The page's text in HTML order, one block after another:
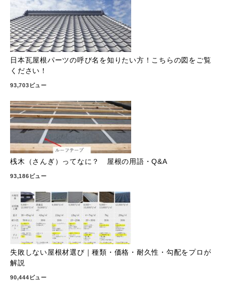
日本瓦屋根パーツの呼び名を知りたい方！こちらの図をご覧
ください！
93,703ビュー
桟木（さんぎ）ってなに？ 屋根の用語・Q&A
93,186ビュー
失敗しない屋根材選び｜種類・価格・耐久性・勾配をプロが
解説
90,444ビュー